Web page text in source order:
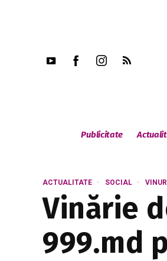
Publicitate
ACTUALITATE SOCIAL
Vinărie
999.md